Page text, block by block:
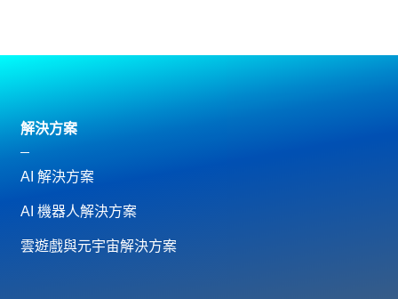
解決方案
AI 解決方案
AI 機器人解決方案
雲遊戲與元宇宙解決方案